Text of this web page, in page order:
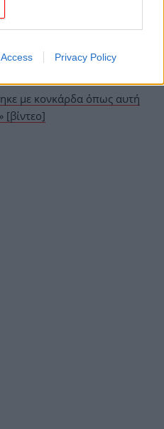
Privacy Policy
και η… «κόκκινη»
-Οι κινήσεις που τον
με κονκάρδα όπως αυτή
[βίντεο]